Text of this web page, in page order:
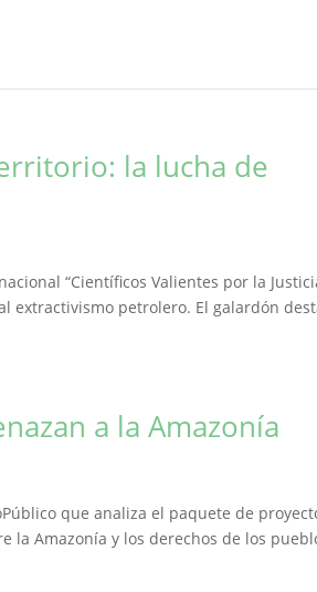
la lucha de
“Científicos Valientes por la
extractivismo petrolero. El galardón
a la Amazonía
que analiza el paquete de
la Amazonía y los derechos de los